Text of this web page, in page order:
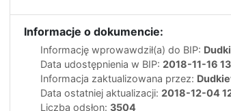
Informacje o dokumencie:
Informację wprowawdził(a) do BIP:
Data udostępnienia w BIP: 2018-11-16
Informacja zaktualizowana przez:
Data ostatniej aktualizacji: 2018-12-04
Liczba odsłon: 3504